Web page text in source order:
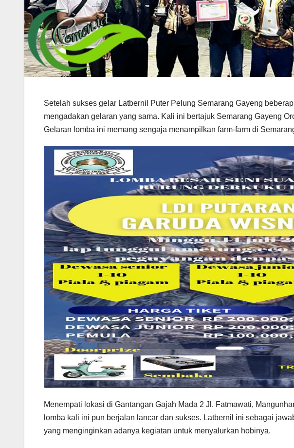
Setelah sukses gelar Latbernil Puter Pelung Semarang Gayeng
mengadakan gelaran yang sama. Kali ini bertajuk Semarang Gayeng
Gelaran lomba ini memang sengaja menampilkan farm-farm di
Menempati lokasi di Gantangan Gajah Mada 2 Jl. Fatmawati,
lomba kali ini pun berjalan lancar dan sukses. Latbernil ini sebagai
yang menginginkan adanya kegiatan untuk menyalurkan hobinya.